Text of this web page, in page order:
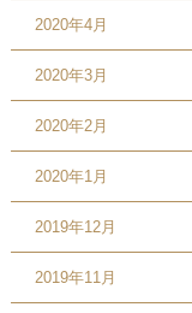
2020年4月
2020年3月
2020年2月
2020年1月
2019年12月
2019年11月